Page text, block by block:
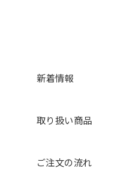
新着情報
取り扱い商品
ご注文の流れ